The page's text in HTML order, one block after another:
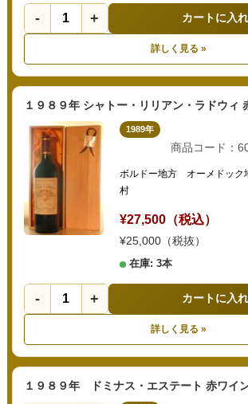
- + カートに入
詳しく見る »
１９８９年 シャトー・リリアン・ラドウィ
1989年
商品コード：
ボルドー地方 オーメドッ
村
¥27,500（税込）
¥25,000（税抜）
在庫: 3本
- + カートに入
詳しく見る »
１９８９年 ドミナス・エステート 赤ワイ